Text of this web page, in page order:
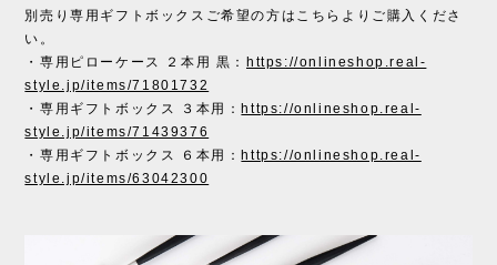
別売り専用ギフトボックスご希望の方はこちらよりご購入くださ
い。
・専用ピローケース ２本用 黒：
https://onlineshop.real-
style.jp/items/71801732
・専用ギフトボックス ３本用： https://onlineshop.real-
style.jp/items/71439376
・専用ギフトボックス ６本用： https://onlineshop.real-
style.jp/items/63042300